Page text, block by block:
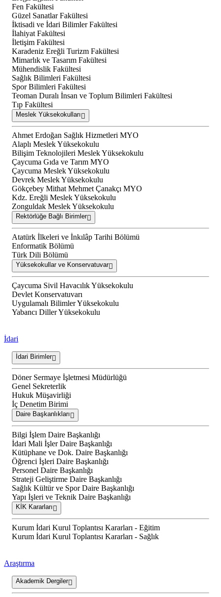
Fen Fakültesi
Güzel Sanatlar Fakültesi
İktisadi ve İdari Bilimler Fakültesi
İlahiyat Fakültesi
İletişim Fakültesi
Karadeniz Ereğli Turizm Fakültesi
Mimarlık ve Tasarım Fakültesi
Mühendislik Fakültesi
Sağlık Bilimleri Fakültesi
Spor Bilimleri Fakültesi
Teoman Duralı İnsan ve Toplum Bilimleri Fakültesi
Tıp Fakültesi
Meslek Yüksekokulları
Ahmet Erdoğan Sağlık Hizmetleri MYO
Alaplı Meslek Yüksekokulu
Bilişim Teknolojileri Meslek Yüksekokulu
Çaycuma Gıda ve Tarım MYO
Çaycuma Meslek Yüksekokulu
Devrek Meslek Yüksekokulu
Gökçebey Mithat Mehmet Çanakçı MYO
Kdz. Ereğli Meslek Yüksekokulu
Zonguldak Meslek Yüksekokulu
Rektörlüğe Bağlı Birimler
Atatürk İlkeleri ve İnkılâp Tarihi Bölümü
Enformatik Bölümü
Türk Dili Bölümü
Yüksekokullar ve Konservatuvar
Çaycuma Sivil Havacılık Yüksekokulu
Devlet Konservatuvarı
Uygulamalı Bilimler Yüksekokulu
Yabancı Diller Yüksekokulu
İdari
İdari Birimler
Döner Sermaye İşletmesi Müdürlüğü
Genel Sekreterlik
Hukuk Müşavirliği
İç Denetim Birimi
Daire Başkanlıkları
Bilgi İşlem Daire Başkanlığı
İdari Mali İşler Daire Başkanlığı
Kütüphane ve Dok. Daire Başkanlığı
Öğrenci İşleri Daire Başkanlığı
Personel Daire Başkanlığı
Strateji Geliştirme Daire Başkanlığı
Sağlık Kültür ve Spor Daire Başkanlığı
Yapı İşleri ve Teknik Daire Başkanlığı
KİK Kararları
Kurum İdari Kurul Toplantısı Kararları - Eğitim
Kurum İdari Kurul Toplantısı Kararları - Sağlık
Araştırma
Akademik Dergiler